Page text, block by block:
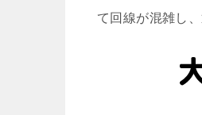
て回線が混雑し